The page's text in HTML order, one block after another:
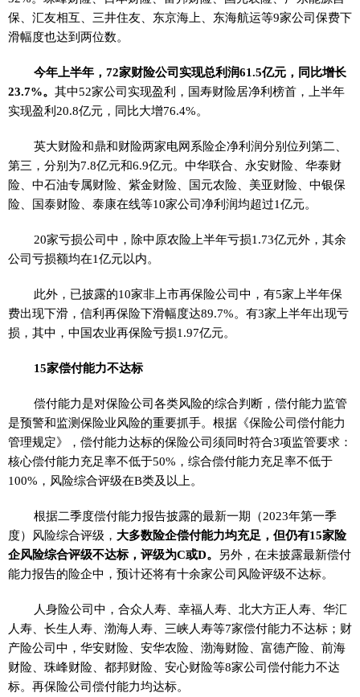
保、汇友相互、三井住友、东京海上、东海航运等9家公司保费下
滑幅度也达到两位数。
今年上半年，72家财险公司实现总利润61.5亿元，同比增长
23.7%。 其中52家公司实现盈利，国寿财险居净利榜首，上半年
实现盈利20.8亿元，同比大增76.4%。
英大财险和鼎和财险两家电网系险企净利润分别位列第二、
第三，分别为7.8亿元和6.9亿元。中华联合、永安财险、华泰财
险、中石油专属财险、紫金财险、国元农险、美亚财险、中银保
险、国泰财险、泰康在线等10家公司净利润均超过1亿元。
20家亏损公司中，除中原农险上半年亏损1.73亿元外，其余
公司亏损额均在1亿元以内。
此外，已披露的10家非上市再保险公司中，有5家上半年保
费出现下滑，信利再保险下滑幅度达89.7%。有3家上半年出现亏
损，其中，中国农业再保险亏损1.97亿元。
15家偿付能力不达标
偿付能力是对保险公司各类风险的综合判断，偿付能力监管
是预警和监测保险业风险的重要抓手。根据《保险公司偿付能力
管理规定》，偿付能力达标的保险公司须同时符合3项监管要求：
核心偿付能力充足率不低于50%，综合偿付能力充足率不低于
100%，风险综合评级在B类及以上。
根据二季度偿付能力报告披露的最新一期（2023年第一季
度）风险综合评级， 大多数险企偿付能力均充足，但仍有15家险
企风险综合评级不达标，评级为C或D。
另外，在未披露最新偿付
能力报告的险企中，预计还将有十余家公司风险评级不达标。
人身险公司中，合众人寿、幸福人寿、北大方正人寿、华汇
人寿、长生人寿、渤海人寿、三峡人寿等7家偿付能力不达标；财
产险公司中，华安财险、安华农险、渤海财险、富德产险、前海
财险、珠峰财险、都邦财险、安心财险等8家公司偿付能力不达
标。再保险公司偿付能力均达标。